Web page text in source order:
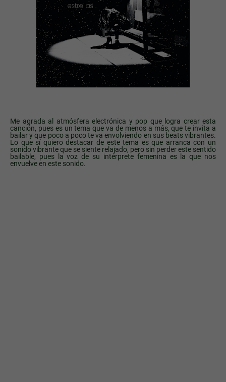
Me agrada al atmósfera electrónica y pop que logra crear esta
canción, pues es un tema que va de menos a más, que te invita a
bailar y que poco a poco te va envolviendo en sus beats vibrantes.
Lo que sí quiero destacar de este tema es que arranca con un
sonido vibrante que se siente relajado, pero sin perder este sentido
bailable, pues la voz de su intérprete femenina es la que nos
envuelve en este sonido.